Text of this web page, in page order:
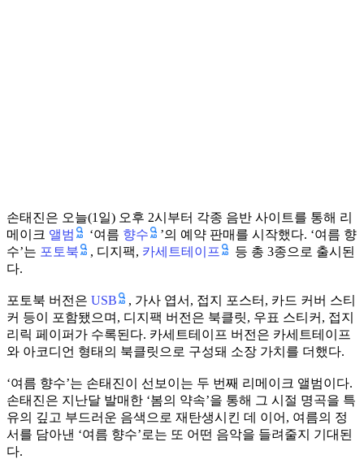
손태진은 오늘(1일) 오후 2시부터 각종 음반 사이트를 통해 리
메이크 앨범 ‘여름 향수
’의 예약 판매를 시작했다. ‘여름 향
수’는 포토북 , 디지팩, 카세트테이프
등 총 3종으로 출시된
다.
포토북 버전은 USB
, 가사 엽서, 접지 포스터, 카드 커버 스티
커 등이 포함됐으며, 디지팩 버전은 북클릿, 우표 스티커, 접지
리릭 페이퍼가 수록된다. 카세트테이프 버전은 카세트테이프
와 아코디언 형태의 북클릿으로 구성돼 소장 가치를 더했다.
‘여름 향수’는 손태진이 선보이는 두 번째 리메이크 앨범이다.
손태진은 지난달 발매한 ‘봄의 약속’을 통해 그 시절 명곡을 특
유의 깊고 부드러운 음색으로 재탄생시킨 데 이어, 여름의 정
서를 담아낸 ‘여름 향수’로는 또 어떤 음악을 들려줄지 기대된
다.